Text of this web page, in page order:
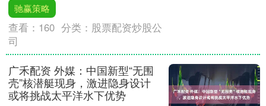
驰赢策略
查看： 160 分类： 股票配资炒股公
司
广禾配资 外媒：中国新型“无围
壳”核潜艇现身，激进隐身设计
或将挑战太平洋水下优势